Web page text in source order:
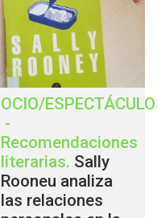
OCIO/
-
Recomendaciones
literarias. Sally
Rooneu analiza
las relaciones